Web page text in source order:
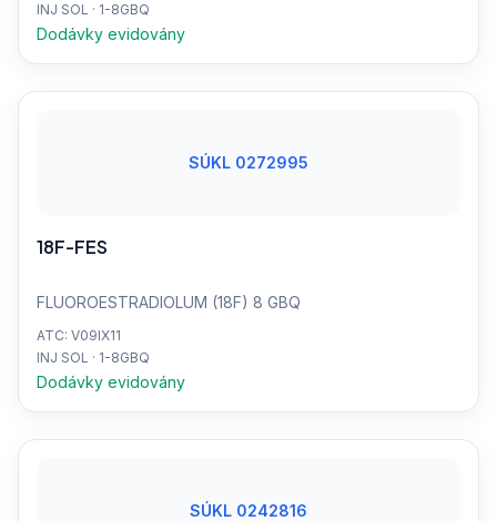
INJ SOL · 1-8GBQ
Dodávky evidovány
SÚKL 0272995
18F-FES
FLUOROESTRADIOLUM (18F) 8 GBQ
ATC: V09IX11
INJ SOL · 1-8GBQ
Dodávky evidovány
SÚKL 0242816